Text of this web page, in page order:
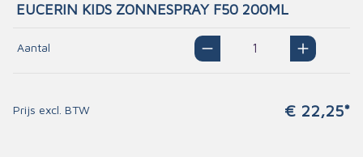
EUCERIN KIDS ZONNESPRAY F50 200ML
Aantal
Prijs excl. BTW € 22,25*